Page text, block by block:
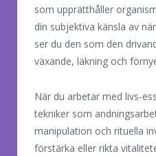
som upprätthåller
din subjektiva känsla av
ser du den som den
växande, läkning och
När du arbetar med livs-
tekniker som
manipulation och rituella
förstärka eller rikta